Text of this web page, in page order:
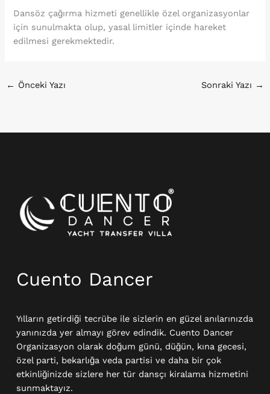
Dansöz çağırma hizmeti genellikle özel organizasyonlar
için sunulmakta olup, yasal limitler içinde hareket
edilmesi gerekmektedir.
← Önceki Yazı Sonraki Yazı →
Cuento Dancer
Yılların getirdiği tecrübe ile sizlerin en güzel anılarınızda
yanınızda yer almayı görev edindik. Cuento Dancer
Organizasyon olarak doğum günü, düğün, kına gecesi,
özel parti, bekarlığa veda partisi ve daha bir çok
etkinliğinizde sizlere her tür dansçı kiralama hizmetini
sunmaktayız.